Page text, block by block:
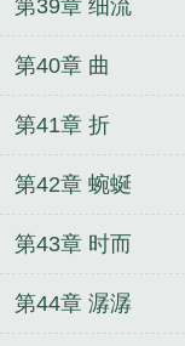
第39章 细流
第40章 曲
第41章 折
第42章 蜿蜒
第43章 时而
第44章 潺潺